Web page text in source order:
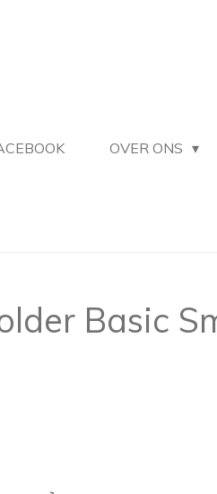
OVER ONS
Basic